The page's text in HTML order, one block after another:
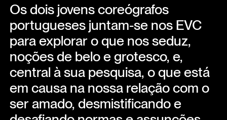
Os dois jovens coreógrafos
portugueses juntam-se nos EVC
para explorar o que nos seduz,
noções de belo e grotesco, e,
central à sua pesquisa, o que está
em causa na nossa relação com o
ser amado, desmistificando e